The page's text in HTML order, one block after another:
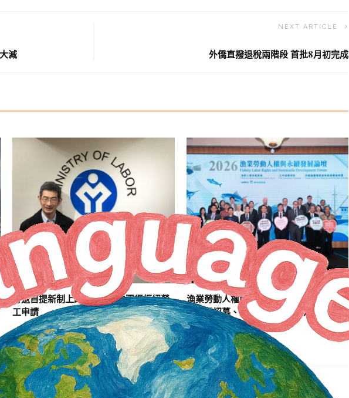
減
NEXT ARTICLE
外僑直撥退稅兩階段 首批8月初完成
勞退自提新制上路 8月起雇主不得拒絕勞
工申請
1 天 AGO
漁業勞動人權論壇 匯集國際實務經驗 聚
焦公平招募、盡職調查 完善法規制度
1 天 AGO